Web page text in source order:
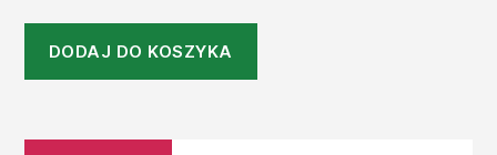
wynosiła:
45,00 zł.
wynosi:
35,00 zł.
DODAJ DO KOSZYKA